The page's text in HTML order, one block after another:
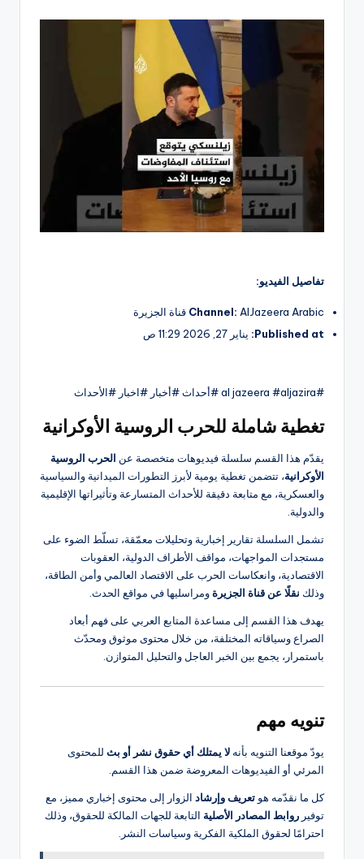
تفاصيل الفيديو:
Channel: AlJazeera Arabic قناة الجزيرة
Published at: يناير 27, 2026 11:29 ص
#al jazeera #aljazira #أحداث #أخبار #اخبار #الأحداث
تغطية شاملة للحرب الروسية الأوكرانية
يقدّم هذا القسم سلسلة فيديوهات متخصصة عن الحرب الروسية
الأوكرانية، تتضمن تغطية يومية لأبرز التطورات الميدانية والسياسية
والعسكرية، مع متابعة دقيقة للأحداث المتسارعة وتأثيراتها الإقليمية
والدولية.
تشمل السلسلة تقارير إخبارية وتحليلات معمّقة، تسلّط الضوء على
مستجدات المواجهات، مواقف الأطراف الدولية، العقوبات
الاقتصادية، وانعكاسات الحرب على الاقتصاد العالمي وأمن الطاقة،
وذلك نقلًا عن قناة الجزيرةومراسليها في مواقع الحدث.
يهدف هذا القسم إلى مساعدة المتابع العربي على فهم أبعاد
الصراع وسياقاته المختلفة، من خلال محتوى موثوق ومحدّث
باستمرار، يجمع بين الخبر العاجل والتحليل المتوازن.
تنويه مهم
يودّ موقعنا التنويه بأنه لا يمتلك أي حقوق نشر أو بث للمحتوى
المرئي أو الفيديوهات المعروضة ضمن هذا القسم.
كل ما نقدّمه هو تعريف وإرشاد الزوار إلى محتوى إخباري مميز، مع
توفير روابط المصادر الأصلية التابعة للجهات المالكة للحقوق، وذلك
احترامًا لحقوق الملكية الفكرية وسياسات النشر.